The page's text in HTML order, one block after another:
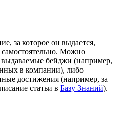
за которое он выдается,
самостоятельно. Можно
выдаваемые бейджи (например,
в компании), либо
достижения (например, за
статьи в Базу Знаний).